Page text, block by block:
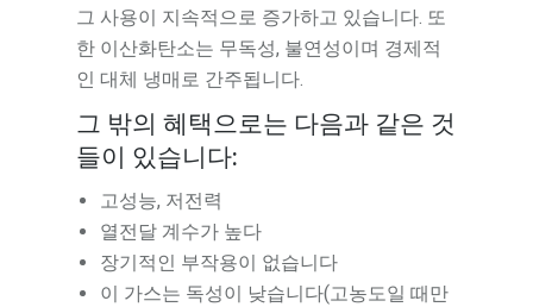
그 사용이 지속적으로 증가하고 있습니다. 또
한 이산화탄소는 무독성, 불연성이며 경제적
인 대체 냉매로 간주됩니다.
그 밖의 혜택으로는 다음과 같은 것
들이 있습니다:
고성능, 저전력
열전달 계수가 높다
장기적인 부작용이 없습니다
이 가스는 독성이 낮습니다(고농도일 때만